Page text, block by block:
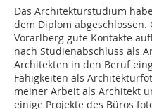
Das Architekturstudium
dem Diplom
Vorarlberg gute Kontakte
nach Studienabschluss als
Archi­tekten in den Beruf
Fähigkeiten als
meiner Arbeit als Architekt
einige Projekte des Büros